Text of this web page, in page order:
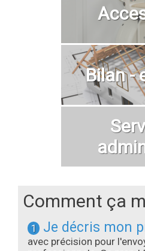
Bilan -
Comment ça
1 Je décris mon
avec précision pour